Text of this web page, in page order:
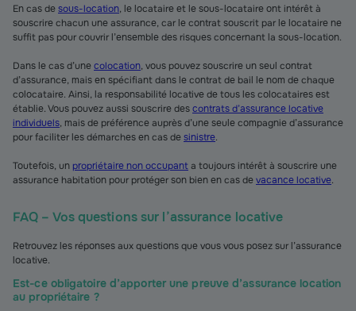
En cas desous-location, le locataire et le sous-locataire ont intérêt à
souscrire chacun une assurance, car le contrat souscrit par le locataire ne
suffit pas pour couvrir l’ensemble des risques concernant la sous-location.
Dans le cas d’unecolocation, vous pouvez souscrire un seul contrat
d’assurance, mais en spécifiant dans le contrat de bail le nom de chaque
colocataire. Ainsi, la responsabilité locative de tous les colocataires est
établie. Vous pouvez aussi souscrire descontrats d’assurance locative
individuels, mais de préférence auprès d’une seule compagnie d’assurance
pour faciliter les démarches en cas desinistre.
Toutefois, un propriétaire non occupanta toujours intérêt à souscrire une
assurance habitation pour protéger son bien en cas devacance locative.
FAQ – Vos questions sur l’assurance locative
Retrouvez les réponses aux questions que vous vous posez sur l’assurance
locative.
Est-ce obligatoire d’apporter une preuve d’assurance location
au propriétaire ?